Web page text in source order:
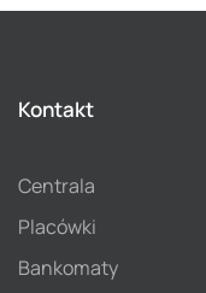
Kontakt
Centrala
Placówki
Bankomaty